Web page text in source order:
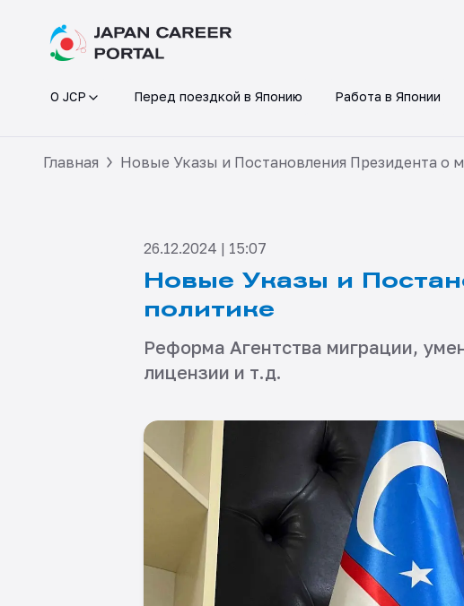
О JCP Перед поездкой в Японию Работа в Японии
Главная Новые Указы и Постановления Президента о
26.12.2024 | 15:07
Новые Указы и
политике
Реформа Агентства миграции,
лицензии и т.д.